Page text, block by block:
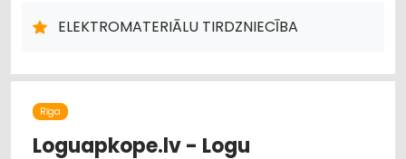
APGAISMES TEHNIKAS VAIRUMTIRDZNIECĪBA
ELEKTRONISKĀS IERĪCES, KOMPONENTES
INSTRUMENTU UN DARBARĪKU TIRDZNIECĪBA
ELEKTROMONTĀŽA, ELEKTROINSTALĀCIJA
CELTNIECĪBAS UN REMONTA DARBI
ELEKTROMATERIĀLU TIRDZNIECĪBA
Rīga
Loguapkope.lv - Logu